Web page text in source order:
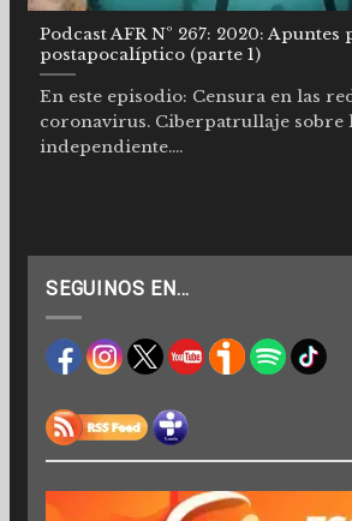
Podcast AFR Nº 267: 2020:
postapocalíptico (parte 1)
En este episodio: Censura en las
coronavirus. Ciberpatrullaje sobre
independiente....
SEGUINOS EN…